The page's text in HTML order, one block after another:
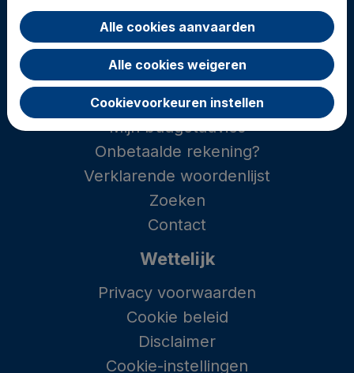
Navigeer
Zoek per thema
Zelf budgetteren
Hulp bij budget of schulden
Mijn budgetadvies
Onbetaalde rekening?
Verklarende woordenlijst
Zoeken
Contact
Wettelijk
Privacy voorwaarden
Cookie beleid
Disclaimer
Cookie-instellingen
Alle cookies aanvaarden
Alle cookies weigeren
Cookievoorkeuren instellen